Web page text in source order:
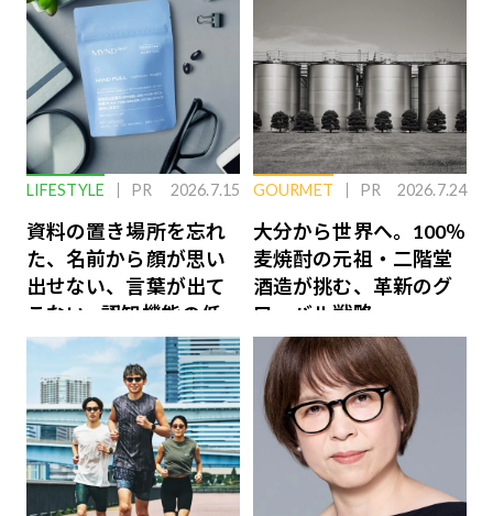
LIFESTYLE PR 2026.7.15
資料の置き場所を忘れ
た、名前から顔が思い
出せない、言葉が出て
こない…認知機能の低
下を救う、脳のインナ
ーケアとは
GOURMET PR 2026.7.24
大分から世界へ。100％
麦焼酎の元祖・二階堂
酒造が挑む、革新のグ
ローバル戦略